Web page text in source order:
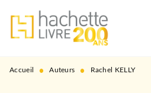
MENU RECHERCHE
PIED DE PAGE
Accueil • Auteurs • Rachel KELLY